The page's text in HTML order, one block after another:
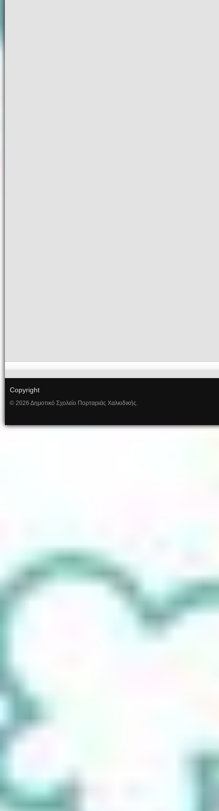
Copyright
© 2026 Δημοτικό Σχολείο Πορταριάς Χαλκιδικής.